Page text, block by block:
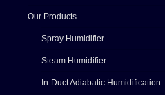
Our Products
Spray Humidifier
Steam Humidifier
In-Duct Adiabatic Humidification